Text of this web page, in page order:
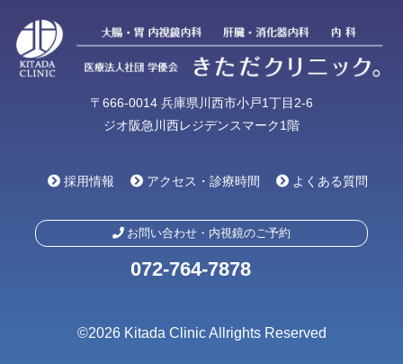
〒666-0014 兵庫県川西市小戸1丁目2-6
ジオ阪急川西レジデンスマーク1階
採用情報 アクセス・診療時間 よくある質問
お問い合わせ・内視鏡のご予約
072-764-7878
©2026 Kitada Clinic Allrights Reserved